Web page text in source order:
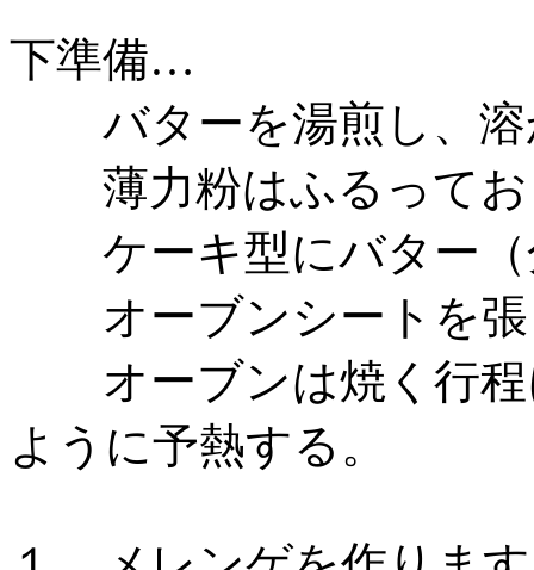
下準備…
バターを湯煎し、溶
薄力粉はふるってお
ケーキ型にバター（
オーブンシートを張
オーブンは焼く行程
ように予熱する。